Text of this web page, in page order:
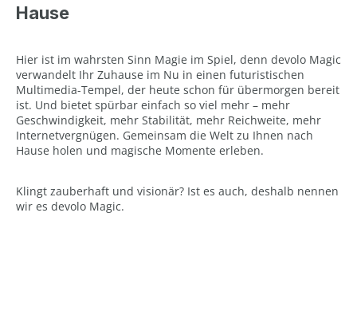
Hause
Hier ist im wahrsten Sinn Magie im Spiel, denn devolo Magic
verwandelt Ihr Zuhause im Nu in einen futuristischen
Multimedia-Tempel, der heute schon für übermorgen bereit
ist. Und bietet spürbar einfach so viel mehr – mehr
Geschwindigkeit, mehr Stabilität, mehr Reichweite, mehr
Internetvergnügen. Gemeinsam die Welt zu Ihnen nach
Hause holen und magische Momente erleben.
Klingt zauberhaft und visionär? Ist es auch, deshalb nennen
wir es devolo Magic.